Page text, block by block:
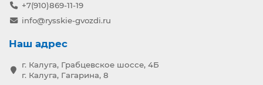
+7(910)869-11-19
info@rysskie-gvozdi.ru
Наш адрес
г. Калуга, Грабцевское шоссе, 4Б
г. Калуга, Гагарина, 8